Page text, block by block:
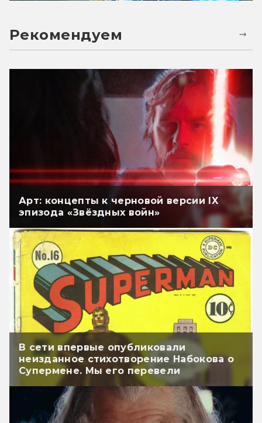
Рекомендуем
Арт: концепты к черновой версии IX
эпизода «Звёздных войн»
В сети впервые опубликовали
неизданное стихотворение Набокова о
Супермене. Мы его перевели